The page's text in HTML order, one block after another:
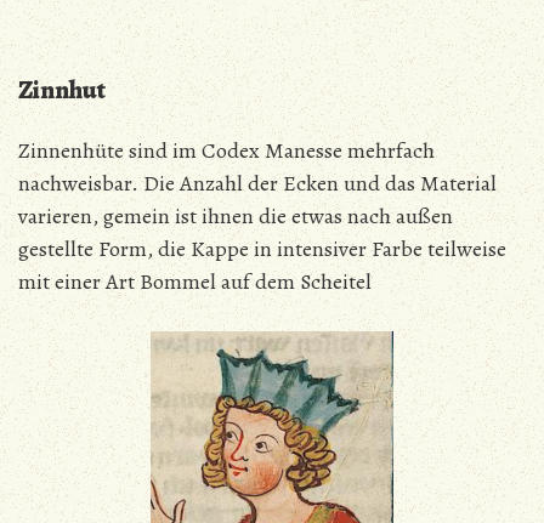
Zinnhut
Zinnenhüte sind im Codex Manesse mehrfach
nachweisbar. Die Anzahl der Ecken und das Material
varieren, gemein ist ihnen die etwas nach außen
gestellte Form, die Kappe in intensiver Farbe teilweise
mit einer Art Bommel auf dem Scheitel